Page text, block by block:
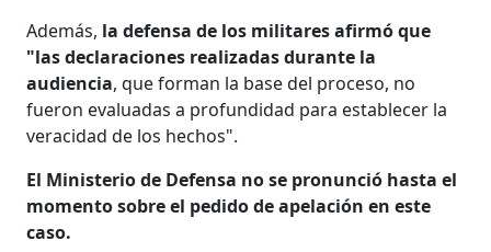
Además, la defensa de los militares afirmó que
"las declaraciones realizadas durante la
audiencia, que forman la base del proceso, no
fueron evaluadas a profundidad para establecer la
veracidad de los hechos".
El Ministerio de Defensa no se pronunció hasta el
momento sobre el pedido de apelación en este
caso.